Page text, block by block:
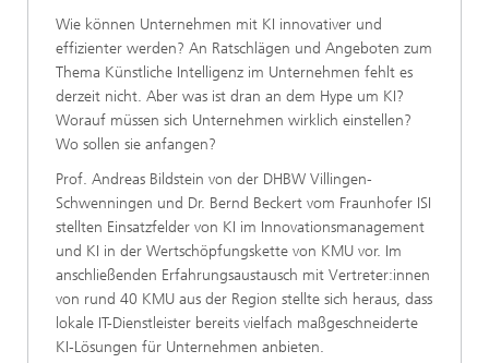
Wie können Unternehmen mit KI innovativer und
effizienter werden? An Ratschlägen und Angeboten zum
Thema Künstliche Intelligenz im Unternehmen fehlt es
derzeit nicht. Aber was ist dran an dem Hype um KI?
Worauf müssen sich Unternehmen wirklich einstellen?
Wo sollen sie anfangen?
Prof. Andreas Bildstein von der DHBW Villingen-
Schwenningen und Dr. Bernd Beckert vom Fraunhofer ISI
stellten Einsatzfelder von KI im Innovationsmanagement
und KI in der Wertschöpfungskette von KMU vor. Im
anschließenden Erfahrungsaustausch mit Vertreter:innen
von rund 40 KMU aus der Region stellte sich heraus, dass
lokale IT-Dienstleister bereits vielfach maßgeschneiderte
KI-Lösungen für Unternehmen anbieten.